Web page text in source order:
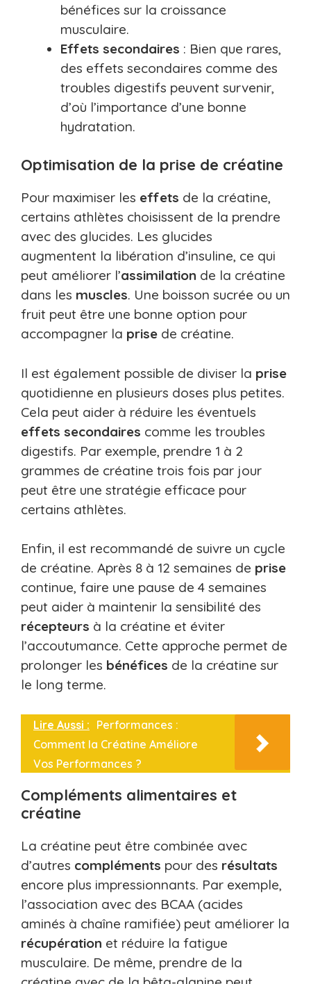
bénéfices sur la croissance
musculaire.
Effets secondaires : Bien que rares,
des effets secondaires comme des
troubles digestifs peuvent survenir,
d’où l’importance d’une bonne
hydratation.
Optimisation de la prise de créatine
Pour maximiser les effets de la créatine,
certains athlètes choisissent de la prendre
avec des glucides. Les glucides
augmentent la libération d’insuline, ce qui
peut améliorer l’assimilation de la créatine
dans les muscles. Une boisson sucrée ou un
fruit peut être une bonne option pour
accompagner la prise de créatine.
Il est également possible de diviser la prise
quotidienne en plusieurs doses plus petites.
Cela peut aider à réduire les éventuels
effets secondaires comme les troubles
digestifs. Par exemple, prendre 1 à 2
grammes de créatine trois fois par jour
peut être une stratégie efficace pour
certains athlètes.
Enfin, il est recommandé de suivre un cycle
de créatine. Après 8 à 12 semaines de prise
continue, faire une pause de 4 semaines
peut aider à maintenir la sensibilité des
récepteurs à la créatine et éviter
l’accoutumance. Cette approche permet de
prolonger les bénéfices de la créatine sur
le long terme.
Lire Aussi : Performances :
Comment la Créatine Améliore
Vos Performances ?
Compléments alimentaires et
créatine
La créatine peut être combinée avec
d’autres compléments pour des résultats
encore plus impressionnants. Par exemple,
l’association avec des BCAA (acides
aminés à chaîne ramifiée) peut améliorer la
récupération et réduire la fatigue
musculaire. De même, prendre de la